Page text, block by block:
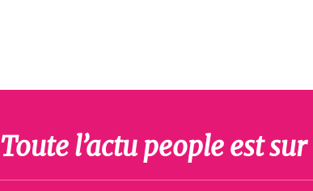
Toute l’actu people est sur